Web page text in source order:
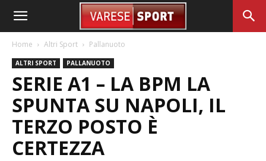
Home Altri Sport Pallanuoto
ALTRI SPORT PALLANUOTO
SERIE A1 – LA BPM LA
SPUNTA SU NAPOLI, IL
TERZO POSTO È
CERTEZZA